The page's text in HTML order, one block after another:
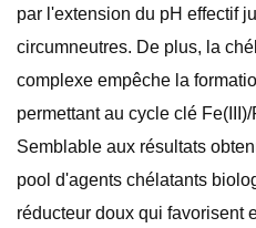
par l'extension du pH effectif
circumneutres. De plus, la
complexe empêche la
permettant au cycle clé
Semblable aux résultats
pool d'agents chélatants
réducteur doux qui favorisent